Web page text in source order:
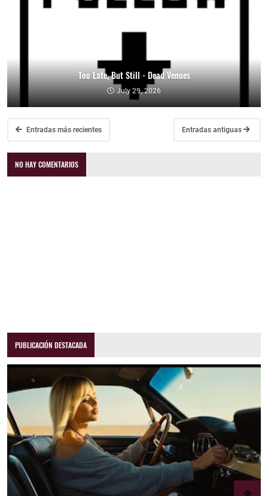
Too Late, But Still - Dead Venues
July 29, 2026
Entradas más recientes Entradas antiguas
NO HAY COMENTARIOS
PUBLICACIÓN DESTACADA